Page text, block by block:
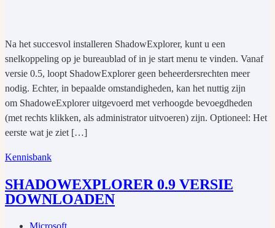
Na het succesvol installeren ShadowExplorer, kunt u een
snelkoppeling op je bureaublad of in je start menu te vinden. Vanaf
versie 0.5, loopt ShadowExplorer geen beheerdersrechten meer
nodig. Echter, in bepaalde omstandigheden, kan het nuttig zijn
om ShadoweExplorer uitgevoerd met verhoogde bevoegdheden
(met rechts klikken, als administrator uitvoeren) zijn. Optioneel: Het
eerste wat je ziet […]
Kennisbank
SHADOWEXPLORER 0.9 VERSIE
DOWNLOADEN
Microsoft